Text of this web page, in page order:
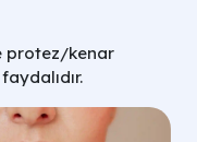
protez/kenar